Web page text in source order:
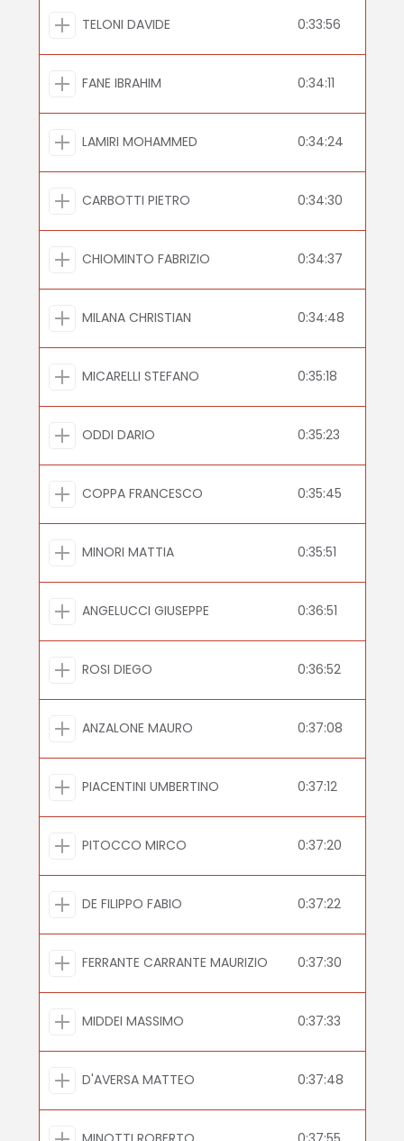
TELONI DAVIDE 0:33:56
FANE IBRAHIM 0:34:11
LAMIRI MOHAMMED 0:34:24
CARBOTTI PIETRO 0:34:30
CHIOMINTO FABRIZIO 0:34:37
MILANA CHRISTIAN 0:34:48
MICARELLI STEFANO 0:35:18
ODDI DARIO 0:35:23
COPPA FRANCESCO 0:35:45
MINORI MATTIA 0:35:51
ANGELUCCI GIUSEPPE 0:36:51
ROSI DIEGO 0:36:52
ANZALONE MAURO 0:37:08
PIACENTINI UMBERTINO 0:37:12
PITOCCO MIRCO 0:37:20
DE FILIPPO FABIO 0:37:22
FERRANTE CARRANTE MAURIZIO 0:37:30
MIDDEI MASSIMO 0:37:33
D'AVERSA MATTEO 0:37:48